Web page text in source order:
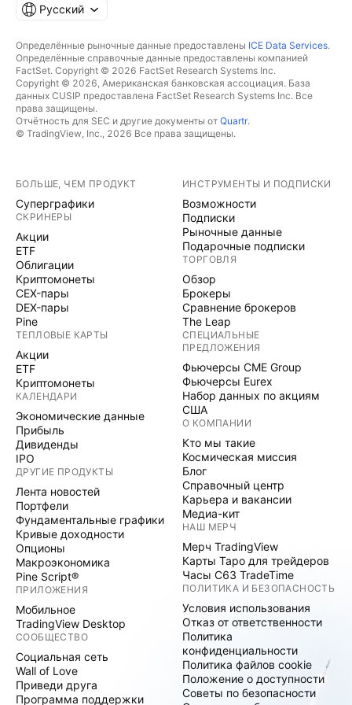
Русский
Определённые рыночные данные предоставлены ICE Data Services.
Определённые справочные данные предоставлены компанией
FactSet. Copyright © 2026 FactSet Research Systems Inc.
Copyright © 2026, Американская банковская ассоциация. База
данных CUSIP предоставлена FactSet Research Systems Inc. Все
права защищены.
Отчётность для SEC и другие документы от Quartr.
© TradingView, Inc., 2026 Все права защищены.
БОЛЬШЕ, ЧЕМ ПРОДУКТ
Суперграфики
СКРИНЕРЫ
Акции
ETF
Облигации
Криптомонеты
CEX-пары
DEX-пары
Pine
ТЕПЛОВЫЕ КАРТЫ
Акции
ETF
Криптомонеты
КАЛЕНДАРИ
Экономические данные
Прибыль
Дивиденды
IPO
ДРУГИЕ ПРОДУКТЫ
Лента новостей
Портфели
Фундаментальные графики
Кривые доходности
Опционы
Макроэкономика
Pine Script®
ПРИЛОЖЕНИЯ
Мобильное
TradingView Desktop
СООБЩЕСТВО
Социальная сеть
Wall of Love
Приведи друга
Программа поддержки
ИНСТРУМЕНТЫ И ПОДПИСКИ
Возможности
Подписки
Рыночные данные
Подарочные подписки
ТОРГОВЛЯ
Обзор
Брокеры
Сравнение брокеров
The Leap
СПЕЦИАЛЬНЫЕ
ПРЕДЛОЖЕНИЯ
Фьючерсы CME Group
Фьючерсы Eurex
Набор данных по акциям
США
О КОМПАНИИ
Кто мы такие
Космическая миссия
Блог
Справочный центр
Карьера и вакансии
Медиа-кит
НАШ МЕРЧ
Мерч TradingView
Карты Таро для трейдеров
Часы C63 TradeTime
ПОЛИТИКА И БЕЗОПАСНОСТЬ
Условия использования
Отказ от ответственности
Политика
конфиденциальности
Политика файлов cookie
Положение о доступности
Советы по безопасности